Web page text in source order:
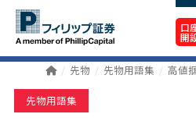
口
開
先物 先物用語集 高値
先物用語集